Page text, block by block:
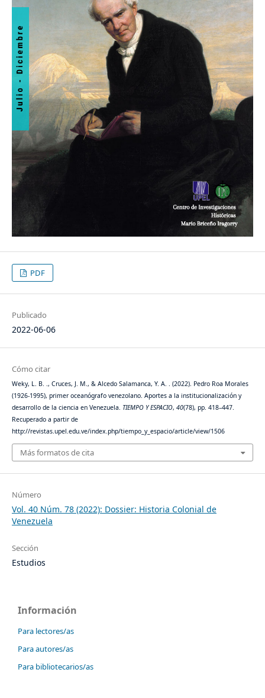
PDF
Publicado
2022-06-06
Cómo citar
Weky, L. B. ., Cruces, J. M., & Alcedo Salamanca, Y. A. . (2022). Pedro Roa Morales
(1926-1995), primer oceanógrafo venezolano. Aportes a la institucionalización y
desarrollo de la ciencia en Venezuela. TIEMPO Y ESPACIO, 40(78), pp. 418–447.
Recuperado a partir de
http://revistas.upel.edu.ve/index.php/tiempo_y_espacio/article/view/1506
Más formatos de cita
Número
Vol. 40 Núm. 78 (2022): Dossier: Historia Colonial de
Venezuela
Sección
Estudios
Información
Para lectores/as
Para autores/as
Para bibliotecarios/as